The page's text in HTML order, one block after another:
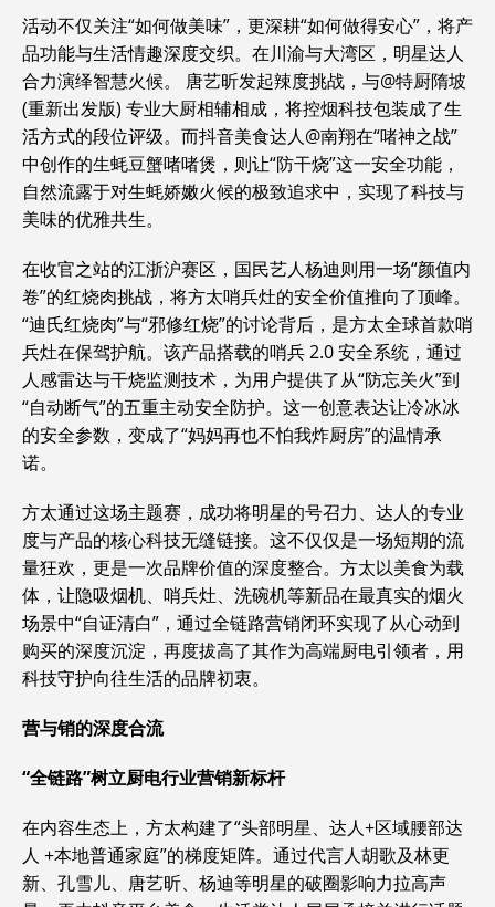
活动不仅关注“如何做美味”，更深耕“如何做得安心”，将产
品功能与生活情趣深度交织。在川渝与大湾区，明星达人
合力演绎智慧火候。 唐艺昕发起辣度挑战，与@特厨隋坡
(重新出发版) 专业大厨相辅相成，将控烟科技包装成了生
活方式的段位评级。而抖音美食达人@南翔在“啫神之战”
中创作的生蚝豆蟹啫啫煲，则让“防干烧”这一安全功能，
自然流露于对生蚝娇嫩火候的极致追求中，实现了科技与
美味的优雅共生。
在收官之站的江浙沪赛区，国民艺人杨迪则用一场“颜值内
卷”的红烧肉挑战，将方太哨兵灶的安全价值推向了顶峰。
“迪氏红烧肉”与“邪修红烧”的讨论背后，是方太全球首款哨
兵灶在保驾护航。该产品搭载的哨兵 2.0 安全系统，通过
人感雷达与干烧监测技术，为用户提供了从“防忘关火”到
“自动断气”的五重主动安全防护。这一创意表达让冷冰冰
的安全参数，变成了“妈妈再也不怕我炸厨房”的温情承
诺。
方太通过这场主题赛，成功将明星的号召力、达人的专业
度与产品的核心科技无缝链接。这不仅仅是一场短期的流
量狂欢，更是一次品牌价值的深度整合。方太以美食为载
体，让隐吸烟机、哨兵灶、洗碗机等新品在最真实的烟火
场景中“自证清白”，通过全链路营销闭环实现了从心动到
购买的深度沉淀，再度拔高了其作为高端厨电引领者，用
科技守护向往生活的品牌初衷。
营与销的深度合流
“全链路”树立厨电行业营销新标杆
在内容生态上，方太构建了“头部明星、达人+区域腰部达
人 +本地普通家庭”的梯度矩阵。通过代言人胡歌及林更
新、孔雪儿、唐艺昕、杨迪等明星的破圈影响力拉高声